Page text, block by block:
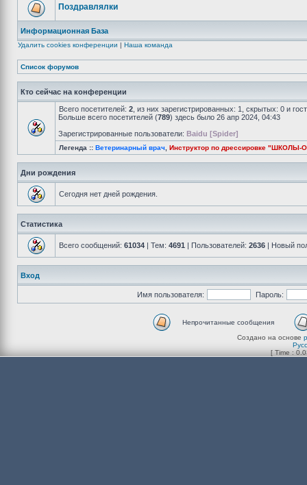
Поздравлялки
Информационная База
Удалить cookies конференции | Наша команда
Список форумов
Кто сейчас на конференции
Всего посетителей: 2 , из них зарегистрированных: 1, скрытых: 0 и
Больше всего посетителей (789) здесь было 26 апр 2024, 04:43
Зарегистрированные пользователи: Baidu [Spider]
Легенда :: Ветеринарный врач Инструктор по дрессировке "ШКОЛЫ-
Дни рождения
Сегодня нет дней рождения.
Статистика
Всего сообщений: 61034 | Тем: 4691 | Пользователей: 2636 | Новый
Вход
Имя пользователя: Пароль:
Непрочитанные сообщения
Создано на основе
[ Time :